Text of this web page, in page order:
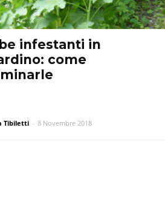
infestanti in
come
Tibiletti - 8 Novembre 2018